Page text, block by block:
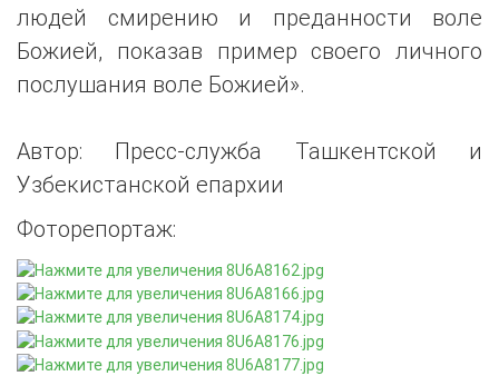
людей смирению и преданности воле
Божией, показав пример своего личного
послушания воле Божией».
Автор: Пресс-служба Ташкентской и
Узбекистанской епархии
Фоторепортаж: